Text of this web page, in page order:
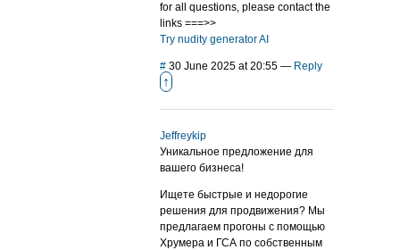
for all questions, please contact the
links ===>>
Try nudity generator AI
# 30 June 2025 at 20:55 — Reply
↑
Jeffreykip
Уникальное предложение для
вашего бизнеса!
Ищете быстрые и недорогие
решения для продвижения? Мы
предлагаем прогоны с помощью
Хрумера и ГСА по собственным